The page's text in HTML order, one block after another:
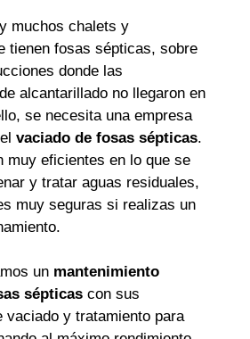
muchos chalets y
tienen fosas sépticas, sobre
donde las
alcantarillado no llegaron en
se necesita una empresa
vaciado de fosas sépticas.
muy eficientes en lo que se
y tratar aguas residuales,
muy seguras si realizas un
un mantenimiento
sépticas con sus
vaciado y tratamiento para